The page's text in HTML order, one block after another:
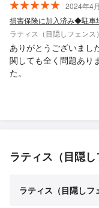
2024年4
損害保険に加入済み◆駐車
ラティス（目隠しフェンス
ありがとうございまし
関しても全く問題あり
た。
ラティス（目隠
ラティス（目隠しフ